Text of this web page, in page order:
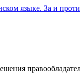
языке. За и